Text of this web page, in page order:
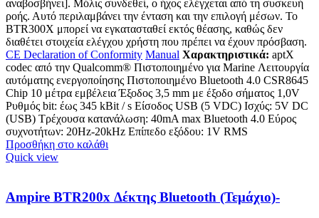
αναβοσβήνει]. Μόλις συνδεθεί, ο ήχος ελέγχεται από τη συσκευή
ροής. Αυτό περιλαμβάνει την ένταση και την επιλογή μέσων. Το
BTR300X μπορεί να εγκατασταθεί εκτός θέασης, καθώς δεν
διαθέτει στοιχεία ελέγχου χρήστη που πρέπει να έχουν πρόσβαση.
CE Declaration of Conformity Manual Χαρακτηριστικά: aptX
codec από την Qualcomm® Πιστοποιημένο για Marine Λειτουργία
αυτόματης ενεργοποίησης Πιστοποιημένο Bluetooth 4.0 CSR8645
Chip 10 μέτρα εμβέλεια Έξοδος 3,5 mm με έξοδο σήματος 1,0V
Ρυθμός bit: έως 345 kBit / s Είσοδος USB (5 VDC) Ισχύς: 5V DC
(USB) Τρέχουσα κατανάλωση: 40mA max Bluetooth 4.0 Εύρος
συχνοτήτων: 20Hz-20kHz Επίπεδο εξόδου: 1V RMS
Προσθήκη στο καλάθι
Quick view
Ampire BTR200x Δέκτης Bluetooth (Τεμάχιο)-